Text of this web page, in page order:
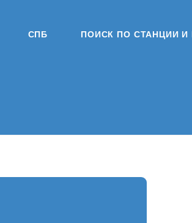
СПБ ПОИСК ПО СТАНЦИИ И